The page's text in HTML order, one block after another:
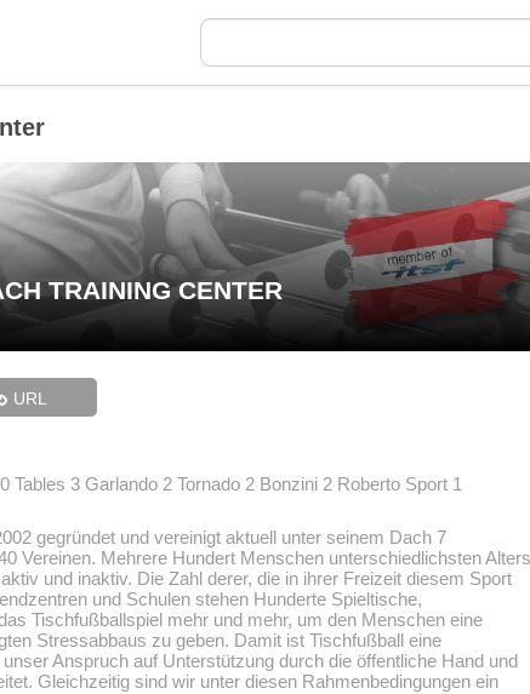
TRAINING CENTER
URL
Tables 3 Garlando 2 Tornado 2 Bonzini 2 Roberto Sport 1
gegründet und vereinigt aktuell unter seinem Dach 7
Vereinen. Mehrere Hundert Menschen unterschiedlichsten Alters
und inaktiv. Die Zahl derer, die in ihrer Freizeit diesem Sport
und Schulen stehen Hunderte Spieltische,
Tischfußballspiel mehr und mehr, um den Menschen eine
Stressabbaus zu geben. Damit ist Tischfußball eine
Anspruch auf Unterstützung durch die öffentliche Hand und
Gleichzeitig sind wir unter diesen Rahmenbedingungen ein